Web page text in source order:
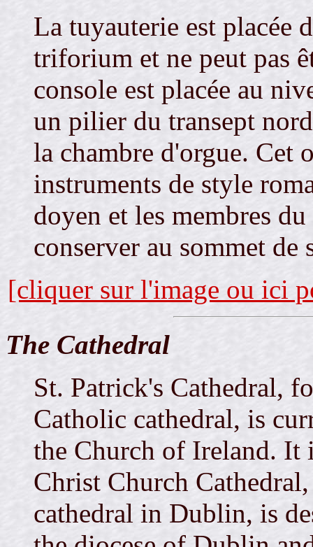
La tuyauterie est placée
triforium et ne peut pas
console est placée au
un pilier du transept
la chambre d'orgue. Cet
instruments de style
doyen et les membres
conserver au sommet de
[cliquer sur l'image ou ici
The Cathedral
St. Patrick's Cathedral,
Catholic cathedral, is
the Church of Ireland. It
Christ Church
cathedral in Dublin, is